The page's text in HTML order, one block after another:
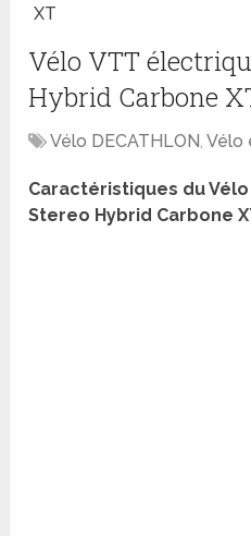
XT
Vélo VTT
Hybrid Carbone
Vélo DECATHLON,Vélo
Caractéristiques du
Stereo Hybrid Carbone